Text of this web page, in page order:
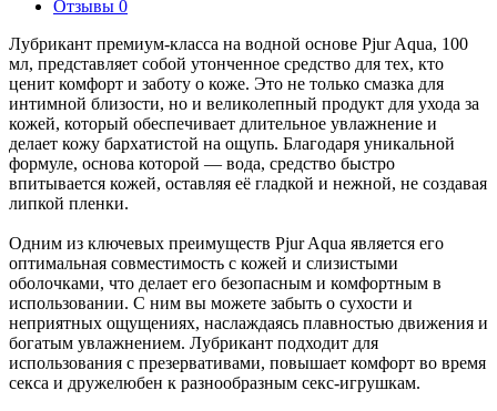
Отзывы 0
Лубрикант премиум-класса на водной основе Pjur Aqua, 100
мл, представляет собой утонченное средство для тех, кто
ценит комфорт и заботу о коже. Это не только смазка для
интимной близости, но и великолепный продукт для ухода за
кожей, который обеспечивает длительное увлажнение и
делает кожу бархатистой на ощупь. Благодаря уникальной
формуле, основа которой — вода, средство быстро
впитывается кожей, оставляя её гладкой и нежной, не создавая
липкой пленки.
Одним из ключевых преимуществ Pjur Aqua является его
оптимальная совместимость с кожей и слизистыми
оболочками, что делает его безопасным и комфортным в
использовании. С ним вы можете забыть о сухости и
неприятных ощущениях, наслаждаясь плавностью движения и
богатым увлажнением. Лубрикант подходит для
использования с презервативами, повышает комфорт во время
секса и дружелюбен к разнообразным секс-игрушкам.